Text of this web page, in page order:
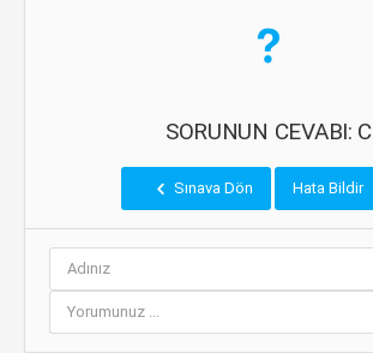
SORUNUN CEVABI: C
Sınava Dön Hata Bildir